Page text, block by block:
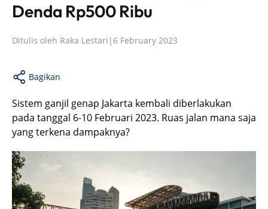
Denda Rp500 Ribu
Ditulis oleh Raka Lestari | 6 February 2023
Bagikan
Sistem ganjil genap Jakarta kembali diberlakukan
pada tanggal 6-10 Februari 2023. Ruas jalan mana saja
yang terkena dampaknya?